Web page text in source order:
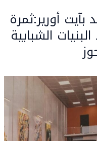
أورير:ثمرة
الشبابية